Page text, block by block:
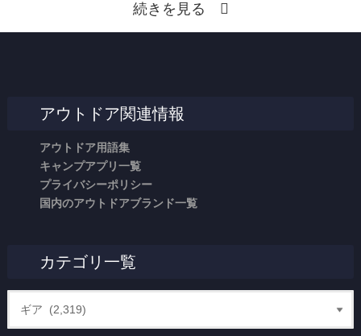
続きを見る
アウトドア関連情報
アウトドア用語集
キャンプアプリ一覧
プライバシーポリシー
国内のアウトドアブランド一覧
カテゴリ一覧